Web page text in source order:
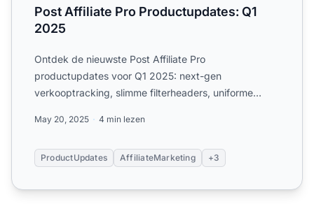
Post Affiliate Pro Productupdates: Q1
2025
Ontdek de nieuwste Post Affiliate Pro
productupdates voor Q1 2025: next-gen
verkooptracking, slimme filterheaders, uniforme
May 20, 2025 4 min lezen
ProductUpdates AffiliateMarketing +3